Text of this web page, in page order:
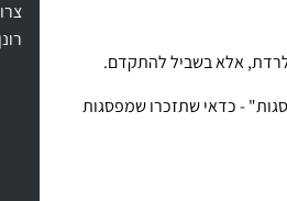
לרדת, אלא בשביל להתקדם.
- כדאי שתזכרו שמפסגות
רונן